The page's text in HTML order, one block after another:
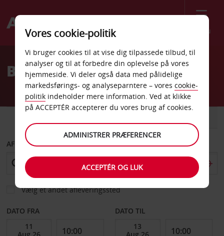
Menu
Welcome
AvisBilleje Erfurt
AFHENT FRA
Vælg et andet afleveringssted
DATO FRA DATO TIL
Vores cookie-politik
Vi bruger cookies til at vise dig tilpassede tilbud, til
analyser og til at forbedre din oplevelse på vores
hjemmeside. Vi deler også data med pålidelige
markedsførings- og analyseparntere – vores cookie-
politik indeholder mere information. Ved at klikke
på ACCEPTÉR accepterer du vores brug af cookies.
ADMINISTRER PRÆFERENCER
ACCEPTÉR OG LUK